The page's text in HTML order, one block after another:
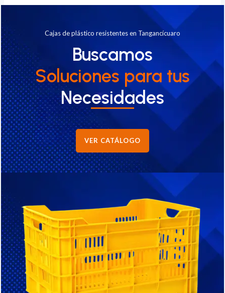
Cajas de plástico resistentes en Tangancícuaro
Buscamos
Soluciones para tus
Necesidades
VER CATÁLOGO